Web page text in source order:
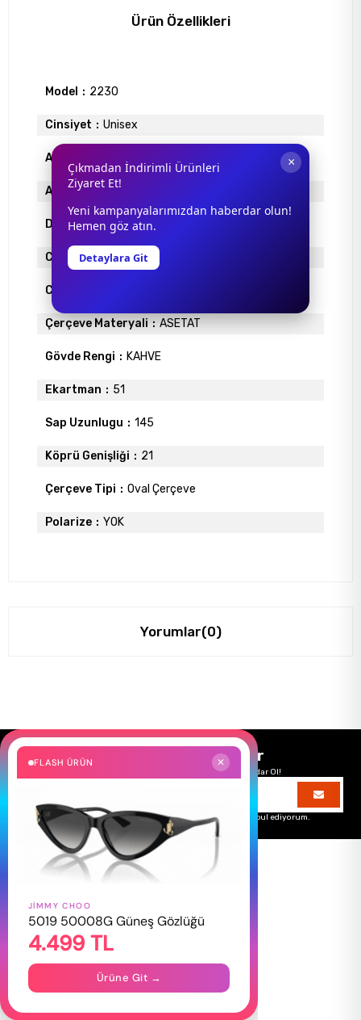
Ürün Özellikleri
Model 2230
Cinsiyet Unisex
Antrefle Kaplama
Ayna YOK
Degrade YOK
Cam Materyali ORGANİK
Cam Rengi
Çerçeve Materyali ASETAT
Gövde Rengi KAHVE
Ekartman 51
Sap Uzunlugu 145
Köprü Genişliği 21
Çerçeve Tipi Oval Çerçeve
Polarize YOK
Yorumlar(0)
Size Özel Kampanyalar
Hemen Kayıt Ol Fırsatlardan Önce Sen Haberdar Ol!
Üyelik koşullarınıvekişisel verilerimin korunmasını kabul ediyorum.
HAKKIMIZDA
Hakkımızda
Gizlilik Politikası
İletişim
Mağazalarımız
ALIŞVERİŞ BİLGİLERİ
×
Çıkmadan İndirimli Ürünleri
Ziyaret Et!
Yeni kampanyalarımızdan haberdar olun!
Hemen göz atın.
Detaylara Git
FLASH ÜRÜN ✕
JIMMY CHOO
5019 50008G Güneş Gözlüğü
4.499 TL
Ürüne Git →